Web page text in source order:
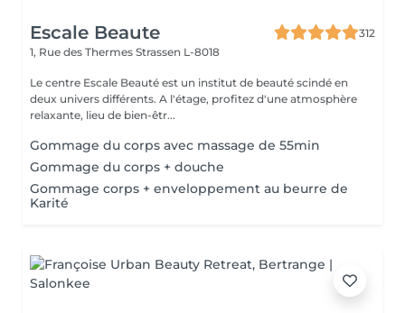
Escale Beaute
312
1, Rue des Thermes Strassen L-8018
Le centre Escale Beauté est un institut de beauté scindé en
deux univers différents. A l'étage, profitez d'une atmosphère
relaxante, lieu de bien-êtr...
Gommage du corps avec massage de 55min
Gommage du corps + douche
Gommage corps + enveloppement au beurre de
Karité